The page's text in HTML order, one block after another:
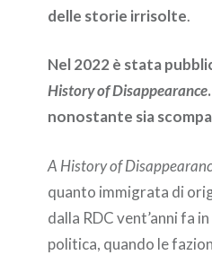
delle storie irrisolte.
Nel 2022 è stata
History of Disappearance
nonostante sia
A History of
quanto immigrata di
dalla RDC vent’anni fa
politica, quando le